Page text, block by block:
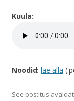
Kuula:
Noodid: lae alla
See postitus avaldati